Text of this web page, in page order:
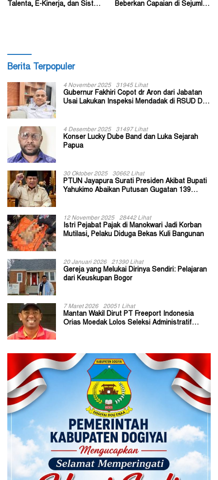
Talenta, E-Kinerja, dan Sistem
Beberkan Capaian di Sejumlah
Berita Terpopuler
4 November 2025 31945 Lihat
Gubernur Fakhiri Copot dr Aron dari Jabatan
Usai Lakukan Inspeksi Mendadak di RSUD Dok
4 Desember 2025 31497 Lihat
Konser Lucky Dube Band dan Luka Sejarah
Papua
30 Oktober 2025 30662 Lihat
PTUN Jayapura Surati Presiden Akibat Bupati
Yahukimo Abaikan Putusan Gugatan 139
12 November 2025 28442 Lihat
Istri Pejabat Pajak di Manokwari Jadi Korban
Mutilasi, Pelaku Diduga Bekas Kuli Bangunan
20 Januari 2026 21390 Lihat
Gereja yang Melukai Dirinya Sendiri: Pelajaran
dari Keuskupan Bogor
7 Maret 2026 20051 Lihat
Mantan Wakil Dirut PT Freeport Indonesia
Orias Moedak Lolos Seleksi Administratif